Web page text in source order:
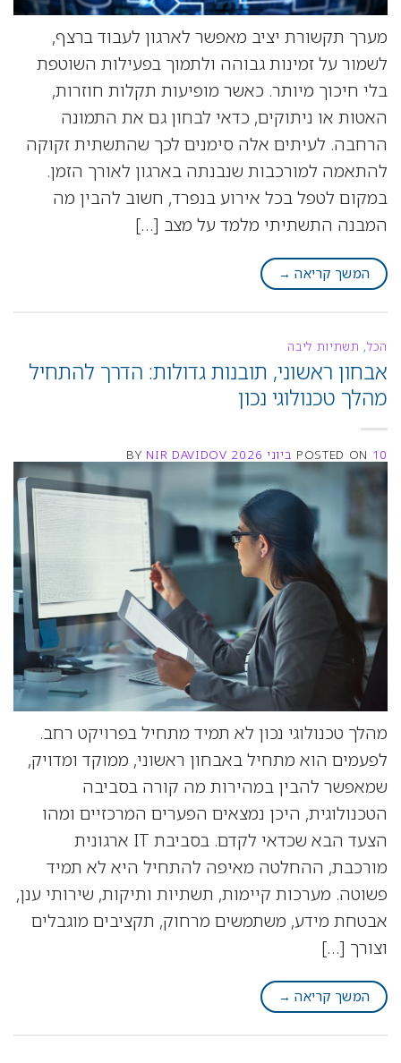
מערך תקשורת יציב מאפשר לארגון לעבוד ברצף,
לשמור על זמינות גבוהה ולתמוך בפעילות השוטפת
בלי חיכוך מיותר. כאשר מופיעות תקלות חוזרות,
האטות או ניתוקים, כדאי לבחון גם את התמונה
הרחבה. לעיתים אלה סימנים לכך שהתשתית זקוקה
להתאמה למורכבות שנבנתה בארגון לאורך הזמן.
במקום לטפל בכל אירוע בנפרד, חשוב להבין מה
המבנה התשתיתי מלמד על מצב […]
המשך קריאה →
הכל, תשתיות ליבה
אבחון ראשוני, תובנות גדולות: הדרך להתחיל
מהלך טכנולוגי נכון
POSTED ON 10 ביוני 2026 BY NIR DAVIDOV
מהלך טכנולוגי נכון לא תמיד מתחיל בפרויקט רחב.
לפעמים הוא מתחיל באבחון ראשוני, ממוקד ומדויק,
שמאפשר להבין במהירות מה קורה בסביבה
הטכנולוגית, היכן נמצאים הפערים המרכזיים ומהו
הצעד הבא שכדאי לקדם. בסביבת IT ארגונית
מורכבת, ההחלטה מאיפה להתחיל היא לא תמיד
פשוטה. מערכות קיימות, תשתיות ותיקות, שירותי ענן,
אבטחת מידע, משתמשים מרחוק, תקציבים מוגבלים
וצורך […]
המשך קריאה →